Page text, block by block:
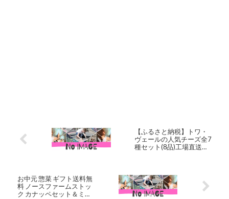
【ふるさと納税】トワ・
ヴェールの人気チーズ全7
種セット(8品)工場直送チ
チーズクリームチーズ 北
海道ふるさと納税 ふるさ
と納税 北海道 黒松内町 通
お中元 惣菜 ギフト送料無
料 ノースファームストッ
ク カナッペセット＆ミル